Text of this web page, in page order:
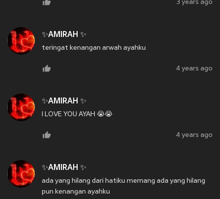
3 years ago
✨AMIRAH ✨
teringat kenangan arwah ayahku
4 years ago
✨AMIRAH ✨
I LOVE YOU AYAH 😭😭
4 years ago
✨AMIRAH ✨
ada yang hilang dari hatiku memang ada yang hilang
pun kenangan ayahku